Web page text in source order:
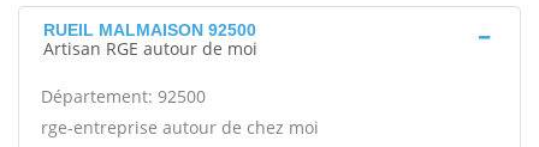
RUEIL MALMAISON 92500
Artisan RGE autour de moi
Département: 92500
rge-entreprise autour de chez moi